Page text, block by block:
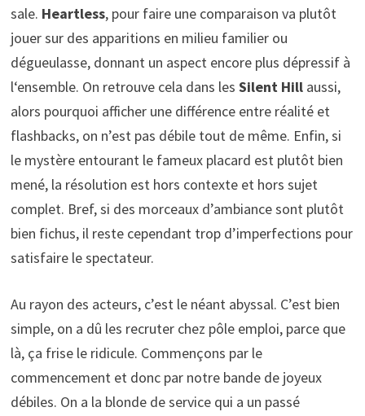
sale. Heartless, pour faire une comparaison va plutôt
jouer sur des apparitions en milieu familier ou
dégueulasse, donnant un aspect encore plus dépressif à
l‘ensemble. On retrouve cela dans les Silent Hillaussi,
alors pourquoi afficher une différence entre réalité et
flashbacks, on n’est pas débile tout de même. Enfin, si
le mystère entourant le fameux placard est plutôt bien
mené, la résolution est hors contexte et hors sujet
complet. Bref, si des morceaux d’ambiance sont plutôt
bien fichus, il reste cependant trop d’imperfections pour
satisfaire le spectateur.
Au rayon des acteurs, c’est le néant abyssal. C’est bien
simple, on a dû les recruter chez pôle emploi, parce que
là, ça frise le ridicule. Commençons par le
commencement et donc par notre bande de joyeux
débiles. On a la blonde de service qui a un passé